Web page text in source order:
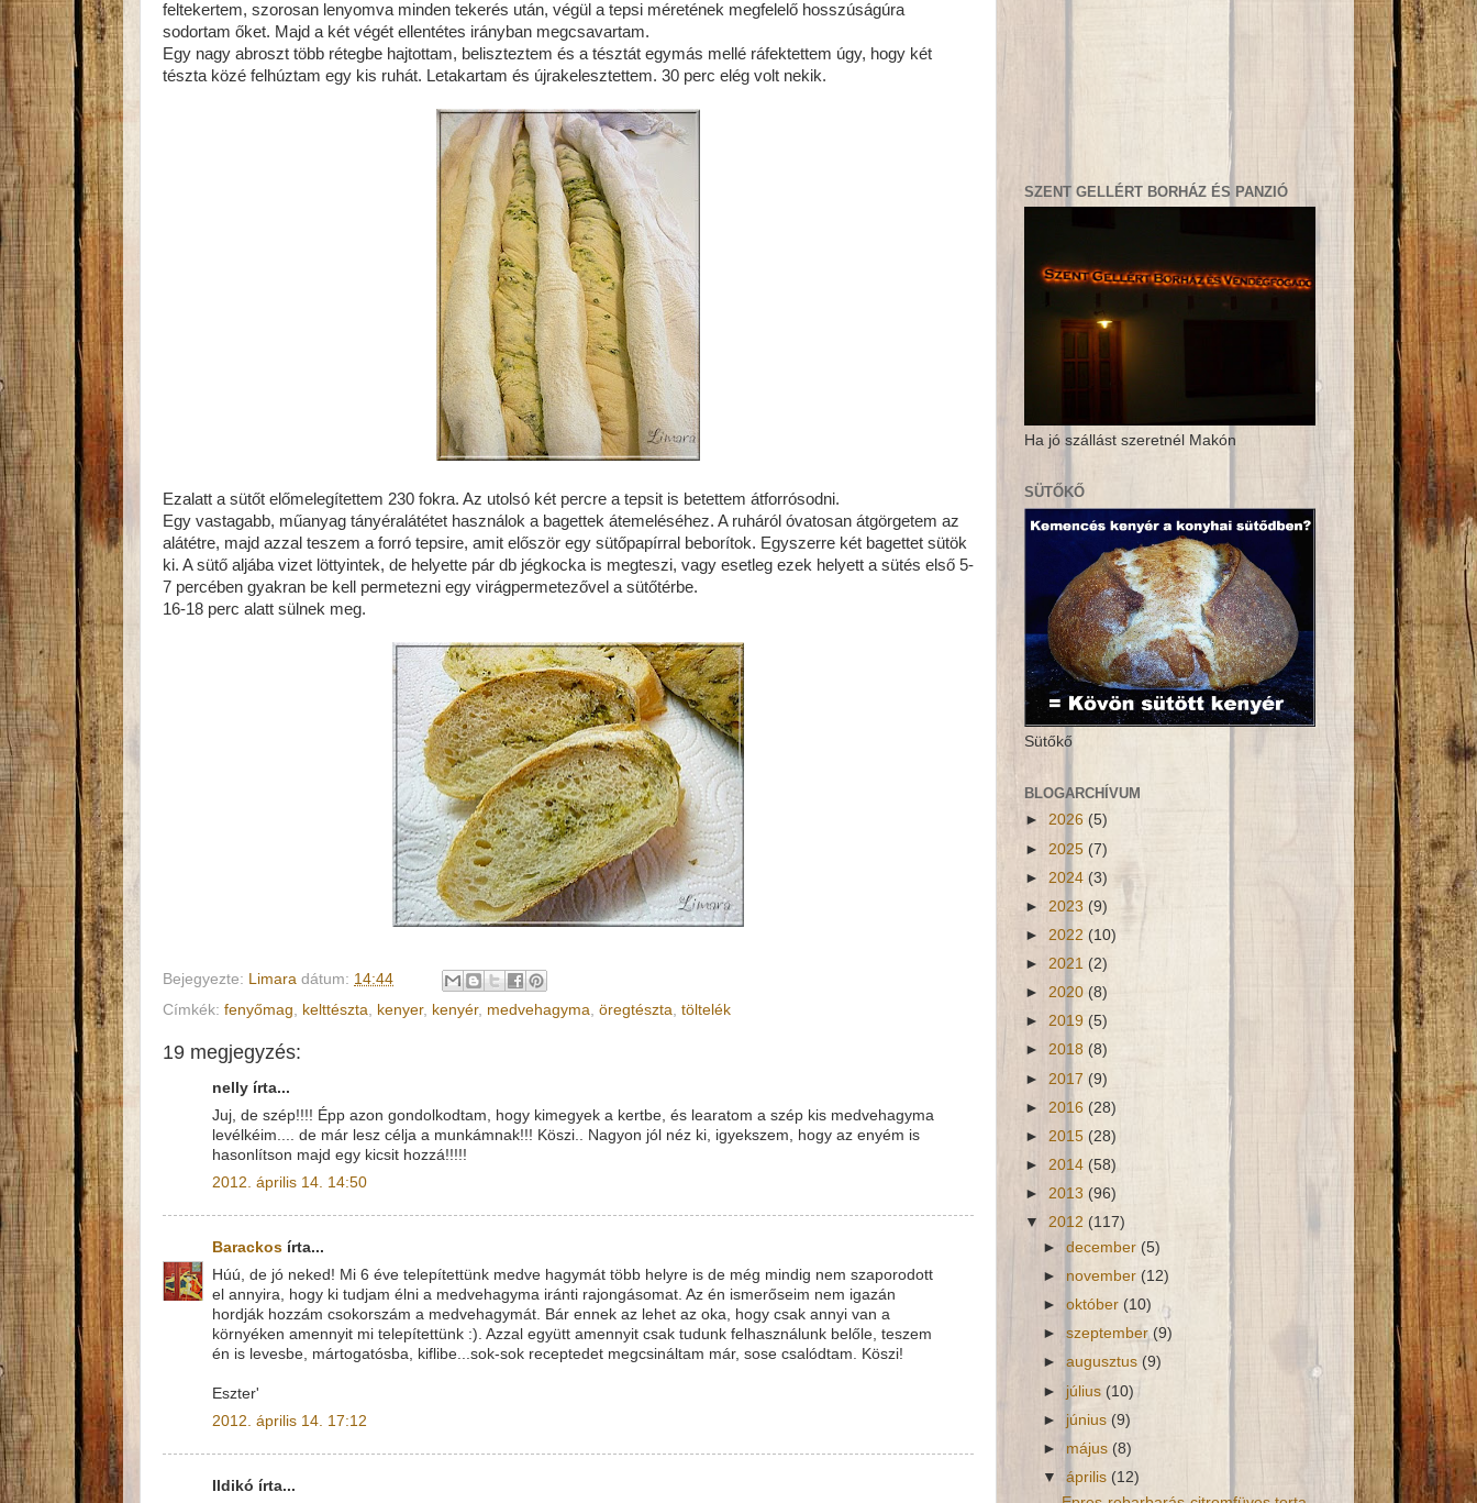
feltekertem, szorosan lenyomva minden tekerés után, végül a tepsi méretének megfelelő hosszúságúra
sodortam őket. Majd a két végét ellentétes irányban megcsavartam.
Egy nagy abroszt több rétegbe hajtottam, beliszteztem és a tésztát egymás mellé ráfektettem úgy, hogy két
tészta közé felhúztam egy kis ruhát. Letakartam és újrakelesztettem. 30 perc elég volt nekik.
Ezalatt a sütőt előmelegítettem 230 fokra. Az utolsó két percre a tepsit is betettem átforrósodni.
Egy vastagabb, műanyag tányéralátétet használok a bagettek átemeléséhez. A ruháról óvatosan átgörgetem az
alátétre, majd azzal teszem a forró tepsire, amit először egy sütőpapírral beborítok. Egyszerre két bagettet sütök
ki. A sütő aljába vizet löttyintek, de helyette pár db jégkocka is megteszi, vagy esetleg ezek helyett a sütés első 5-
7 percében gyakran be kell permetezni egy virágpermetezővel a sütőtérbe.
16-18 perc alatt sülnek meg.
Bejegyezte: Limara dátum: 14:44
Címkék: fenyőmag kelttészta kenyer, kenyér, medvehagyma öregtészta töltelék
19 megjegyzés:
nelly írta...
Juj, de szép!!!! Épp azon gondolkodtam, hogy kimegyek a kertbe, és learatom a szép kis medvehagyma
levélkéim.... de már lesz célja a munkámnak!!! Köszi.. Nagyon jól néz ki, igyekszem, hogy az enyém is
hasonlítson majd egy kicsit hozzá!!!!!
2012. április 14. 14:50
Barackos írta...
Húú, de jó neked! Mi 6 éve telepítettünk medve hagymát több helyre is de még mindig nem szaporodott
el annyira, hogy ki tudjam élni a medvehagyma iránti rajongásomat. Az én ismerőseim nem igazán
hordják hozzám csokorszám a medvehagymát. Bár ennek az lehet az oka, hogy csak annyi van a
környéken amennyit mi telepítettünk :). Azzal együtt amennyit csak tudunk felhasználunk belőle, teszem
én is levesbe, mártogatósba, kiflibe...sok-sok receptedet megcsináltam már, sose csalódtam. Köszi!
Eszter'
2012. április 14. 17:12
Ildikó írta...
SZENT GELLÉRT BORHÁZ ÉS PANZIÓ
Ha jó szállást szeretnél Makón
SÜTŐKŐ
Sütőkő
BLOGARCHÍVUM
► 2026 (5)
► 2025 (7)
► 2024 (3)
► 2023 (9)
► 2022 (10)
► 2021 (2)
► 2020 (8)
► 2019 (5)
► 2018 (8)
► 2017 (9)
► 2016 (28)
► 2015 (28)
► 2014 (58)
► 2013 (96)
▼ 2012 (117)
►december (5)
► november(12)
►október (10)
►szeptember(9)
►augusztus(9)
► július(10)
► június(9)
► május(8)
▼április (12)